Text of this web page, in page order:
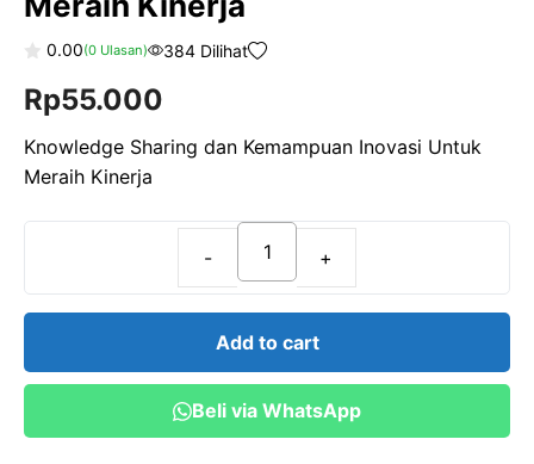
o
u
o
f
5
0.00(0Ulasan) 384 Dilihat
Rp55.000
Knowledge Sharing dan Kemampuan Inovasi Untuk
Meraih Kinerja
Knowledge
Sharing
Inovasi
Untuk
Add to cart
Beli via WhatsApp